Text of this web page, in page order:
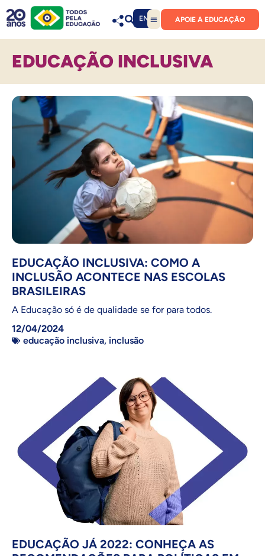
EN APOIE A EDUCAÇÃO
EDUCAÇÃO INCLUSIVA
EDUCAÇÃO INCLUSIVA: COMO A
INCLUSÃO ACONTECE NAS ESCOLAS
BRASILEIRAS
A Educação só é de qualidade se for para todos.
12/04/2024
educação inclusiva, inclusão
EDUCAÇÃO JÁ 2022: CONHEÇA AS